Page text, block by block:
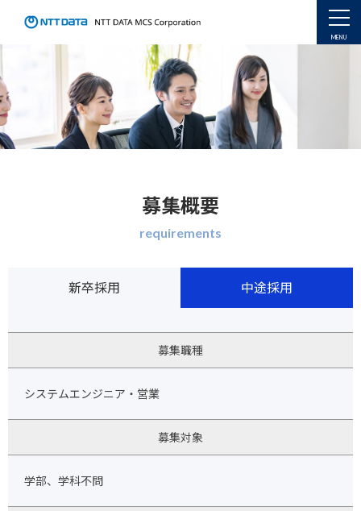
募集概要
requirements
新卒採用 中途採用
募集職種
システムエンジニア・営業
募集対象
学部、学科不問